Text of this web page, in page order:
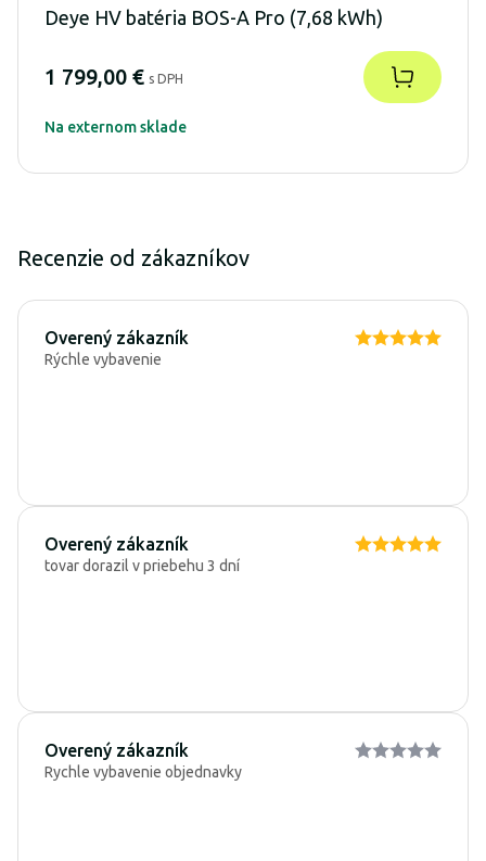
Deye HV batéria BOS-A Pro (7,68 kWh)
1 799,00 € s DPH
Na externom sklade
Recenzie od zákazníkov
Overený zákazník
Rýchle vybavenie
Overený zákazník
tovar dorazil v priebehu 3 dní
Overený zákazník
Rychle vybavenie objednavky